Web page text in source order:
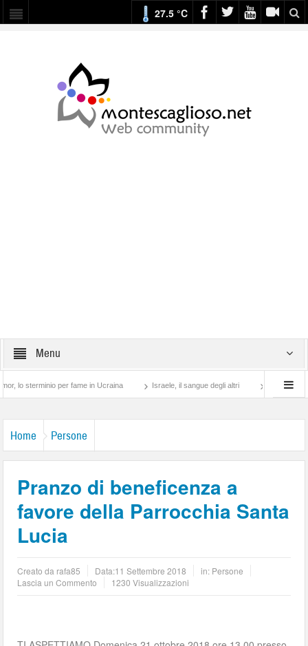
27.5 °C
Menu
per fame in Ucraina Israele, il sangue degli altri Lotta di classe…
Home Persone
Pranzo di beneficenza a
favore della Parrocchia Santa
Lucia
Creato da rafa85 Data:11 Settembre 2018 in: Persone
Lascia un Commento
1230 Visualizzazioni